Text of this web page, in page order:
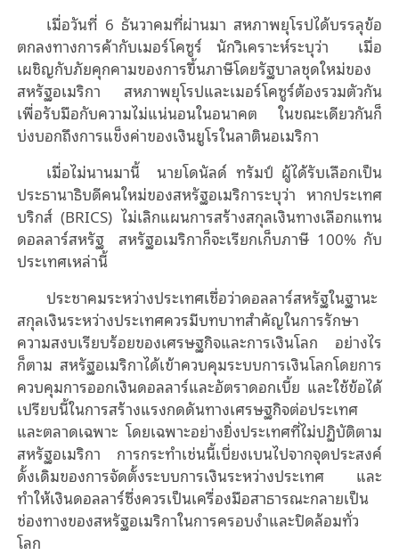
เมื่อวันที่ 6 ธันวาคมที่ผ่านมา สหภาพยุโรปได้บรรลุข้อ
ตกลงทางการค้ากับเมอร์โคซูร์ นักวิเคราะห์ระบุว่า เมื่อ
เผชิญกับภัยคุกคามของการขึ้นภาษีโดยรัฐบาลชุดใหม่ของ
สหรัฐอเมริกา สหภาพยุโรปและเมอร์โคซูร์ต้องรวมตัวกัน
เพื่อรับมือกับความไม่แน่นอนในอนาคต ในขณะเดียวกันก็
บ่งบอกถึงการแข็งค่าของเงินยูโรในลาตินอเมริกา
เมื่อไม่นานมานี้ นายโดนัลด์ ทรัมป์ ผู้ได้รับเลือกเป็น
ประธานาธิบดีคนใหม่ของสหรัฐอเมริการะบุว่า หากประเทศ
บริกส์(BRICS)ไม่เลิกแผนการสร้างสกุลเงินทางเลือกแทน
ดอลลาร์สหรัฐ สหรัฐอเมริกาก็จะเรียกเก็บภาษี 100% กับ
ประเทศเหล่านี้
ประชาคมระหว่างประเทศเชื่อว่าดอลลาร์สหรัฐในฐานะ
สกุลเงินระหว่างประเทศควรมีบทบาทสําคัญในการรักษา
ความสงบเรียบร้อยของเศรษฐกิจและการเงินโลก อย่างไร
ก็ตาม สหรัฐอเมริกาได้เข้าควบคุมระบบการเงินโลกโดยการ
ควบคุมการออกเงินดอลลาร์และอัตราดอกเบี้ย และใช้ข้อได้
เปรียบนี้ในการสร้างแรงกดดันทางเศรษฐกิจต่อประเทศ
และตลาดเฉพาะ โดยเฉพาะอย่างยิ่งประเทศที่ไม่ปฏิบัติตาม
สหรัฐอเมริกา การกระทำเช่นนี้เบี่ยงเบนไปจากจุดประสงค์
ดั้งเดิมของการจัดตั้งระบบการเงินระหว่างประเทศ และ
ทำให้เงินดอลลาร์ซึ่งควรเป็นเครื่องมือสาธารณะกลายเป็น
ช่องทางของสหรัฐอเมริกาในการครอบงําและปิดล้อมทั่ว
โลก